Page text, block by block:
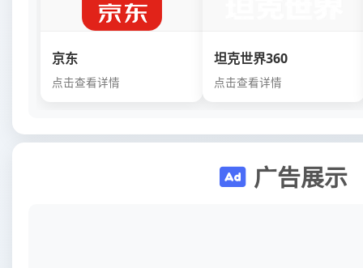
京东
点击查看详情
坦克世界360
点击查看详情
广告展示